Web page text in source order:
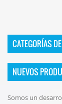
CATEGORÍAS
NUEVOS
Somos un